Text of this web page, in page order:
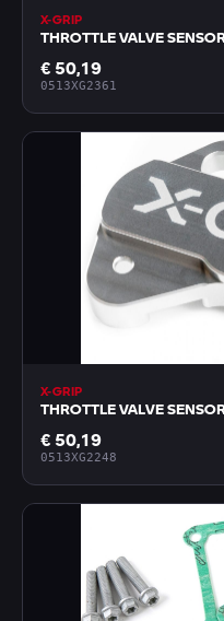
X-GRIP
THROTTLE VALVE
€ 50,19
0513XG2361
X-GRIP
THROTTLE VALVE
€ 50,19
0513XG2248